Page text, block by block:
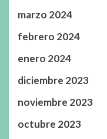
marzo 2024
febrero 2024
enero 2024
diciembre 2023
noviembre 2023
octubre 2023